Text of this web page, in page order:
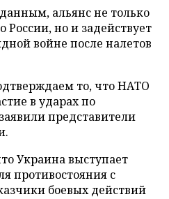
альянс не только
но и задействует
войне после налетов
то, что НАТО
в ударах по
представители
Украина выступает
противостояния с
боевых действий